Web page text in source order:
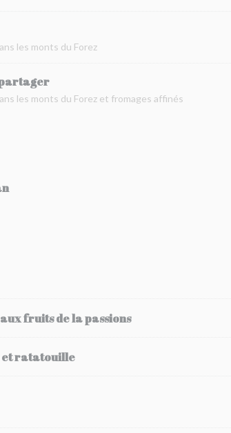
les monts du Forez
les monts du Forez et fromages affinés
fruits de la passions
et ratatouille